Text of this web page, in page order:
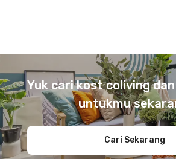
Yuk cari kost coliving
untukmu
Cari Sekarang